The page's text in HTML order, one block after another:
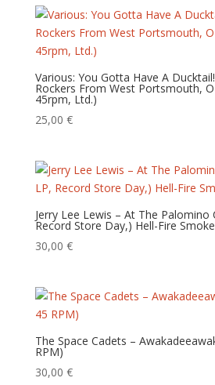
Various: You Gotta Have A
Rockers From West Portsmouth,
45rpm, Ltd.)
25,00 €
Jerry Lee Lewis – At The Palomino
Record Store Day,) Hell-Fire
30,00 €
The Space Cadets –
RPM)
30,00 €